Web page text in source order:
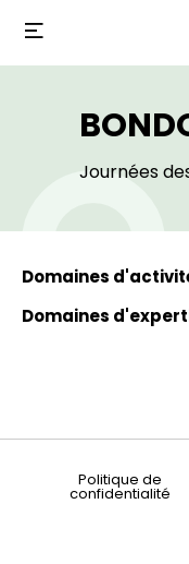
Journées
Domaines
Domaines
Politique de
confidentialité